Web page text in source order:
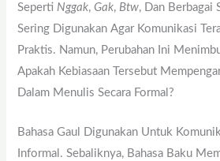
Seperti Nggak,Gak, Btw, Dan Berbagai
Sering Digunakan Agar Komunikasi
Praktis. Namun, Perubahan Ini
Apakah Kebiasaan Tersebut
Dalam Menulis Secara Formal?
Bahasa Gaul Digunakan Untuk
Informal. Sebaliknya, Bahasa Baku